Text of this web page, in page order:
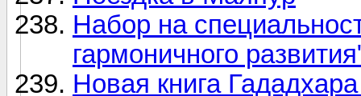
Набор на
гармоничного
Новая книга